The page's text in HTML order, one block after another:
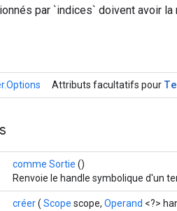
par `indices` doivent avoir la
Attributs facultatifs pour
comme Sortie ()
Renvoie le handle symbolique d'un
créer( Scope scope, Operand <?>